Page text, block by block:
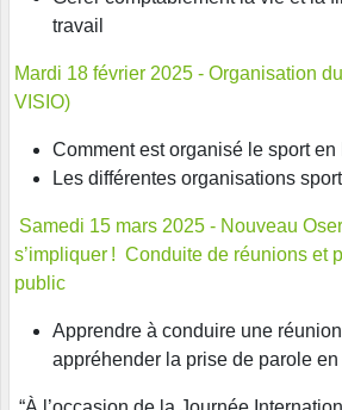
travail
Mardi 18 février 2025 - Organisation
VISIO)
Comment est organisé le sport en
Les différentes organisations
Samedi 15 mars 2025 - Nouveau Oser
s’impliquer ! Conduite de réunions et
public
Apprendre à conduire une
appréhender la prise de parole